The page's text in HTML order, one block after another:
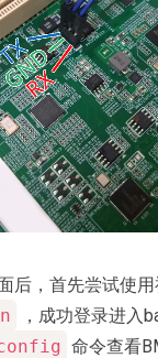
后，首先尝试使
，成功登录进入
命令查看